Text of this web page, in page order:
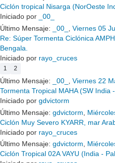
Ciclón tropical Nisarga (NorOeste
Iniciado por
_00_
Último Mensaje:
_00_
Viernes 05
Re: Súper Tormenta Ciclónica
Bengala.
Iniciado por rayo_cruces
1 2
Último Mensaje: _00_ , Viernes 22
Tormenta Tropical MAHA (SW India
Iniciado por gdvictorm
Último Mensaje: gdvictorm
Ciclón Muy Severo KYARR, mar
Iniciado por rayo_cruces
Último Mensaje: gdvictorm,
Ciclón Tropical 02A VAYU (India -